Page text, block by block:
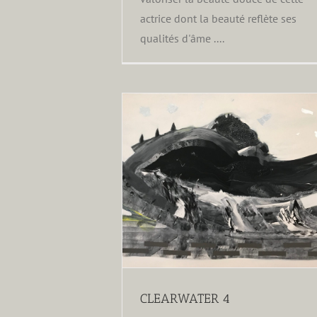
actrice dont la beauté reflète ses
qualités d'âme ....
CLEARWATER 5
CLEARWATER 4